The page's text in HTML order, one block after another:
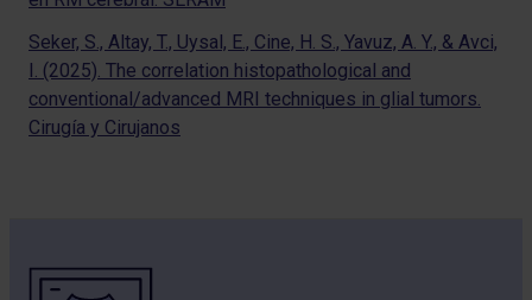
Seker, S., Altay, T., Uysal, E., Cine, H. S., Yavuz, A. Y., & Avci,
I. (2025). The correlation histopathological and
conventional/advanced MRI techniques in glial tumors.
Cirugía y Cirujanos